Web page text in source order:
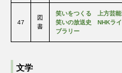
47
図
書
笑いをつくる 上方芸能
笑いの放送史 NHKライ
ブラリー
文学